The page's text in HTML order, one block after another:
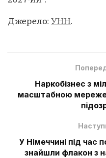
Джерело: УНН.
Наркобізнес з
масштабною
У Німеччині під час
знайшли флакон з